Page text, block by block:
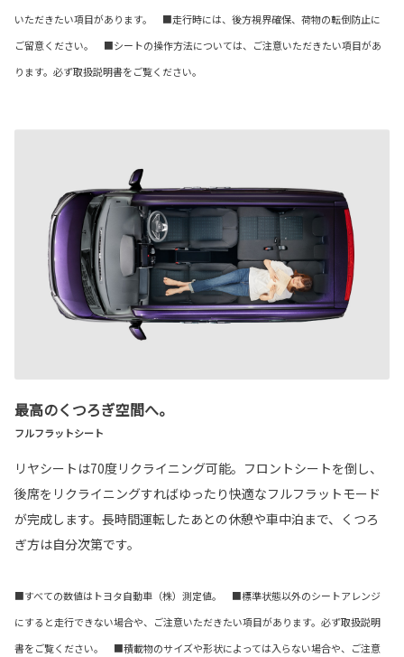
いただきたい項目があります。 ■走行時には、後方視界確保、荷物の転倒防止に
ご留意ください。 ■シートの操作方法については、ご注意いただきたい項目があ
ります。必ず取扱説明書をご覧ください。
最高のくつろぎ空間へ。
フルフラットシート
リヤシートは70度リクライニング可能。フロントシートを倒し、
後席をリクライニングすればゆったり快適なフルフラットモード
が完成します。長時間運転したあとの休憩や車中泊まで、くつろ
ぎ方は自分次第です。
■すべての数値はトヨタ自動車（株）測定値。 ■標準状態以外のシートアレンジ
にすると走行できない場合や、ご注意いただきたい項目があります。必ず取扱説明
書をご覧ください。 ■積載物のサイズや形状によっては入らない場合や、ご注意